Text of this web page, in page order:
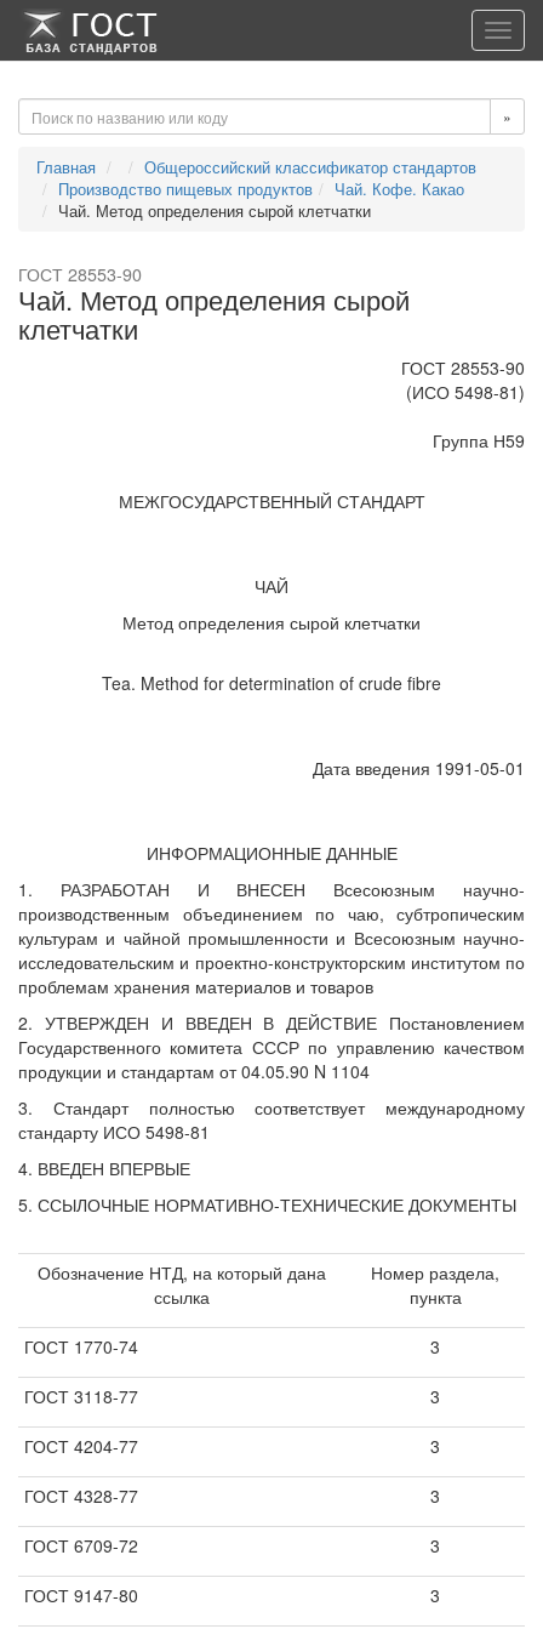
-->-->
»
Главная
Общероссийский классификатор стандартов
Производство пищевых продуктов
Чай. Кофе. Какао
Чай. Метод определения сырой клетчатки
ГОСТ 28553-90
Чай. Метод определения сырой
клетчатки
ГОСТ 28553-90
(ИСО 5498-81)
Группа Н59
МЕЖГОСУДАРСТВЕННЫЙ СТАНДАРТ
ЧАЙ
Метод определения сырой клетчатки
Tea. Method for determination of crude fibre
Дата введения 1991-05-01
ИНФОРМАЦИОННЫЕ ДАННЫЕ
1. РАЗРАБОТАН И ВНЕСЕН Всесоюзным научно-
производственным объединением по чаю, субтропическим
культурам и чайной промышленности и Всесоюзным научно-
исследовательским и проектно-конструкторским институтом по
проблемам хранения материалов и товаров
2. УТВЕРЖДЕН И ВВЕДЕН В ДЕЙСТВИЕ Постановлением
Государственного комитета СССР по управлению качеством
продукции и стандартам от 04.05.90 N 1104
3. Стандарт полностью соответствует международному
стандарту ИСО 5498-81
4. ВВЕДЕН ВПЕРВЫЕ
5. ССЫЛОЧНЫЕ НОРМАТИВНО-ТЕХНИЧЕСКИЕ ДОКУМЕНТЫ
Обозначение НТД, на который дана
ссылка
Номер раздела,
пункта
ГОСТ 1770-74 3
ГОСТ 3118-77 3
ГОСТ 4204-77 3
ГОСТ 4328-77 3
ГОСТ 6709-72 3
ГОСТ 9147-80 3